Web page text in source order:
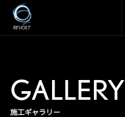
GALLERY
施工ギャラリー